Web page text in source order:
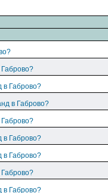
в Габрово?
в Габрово?
в Габрово?
в Габрово?
в Габрово?